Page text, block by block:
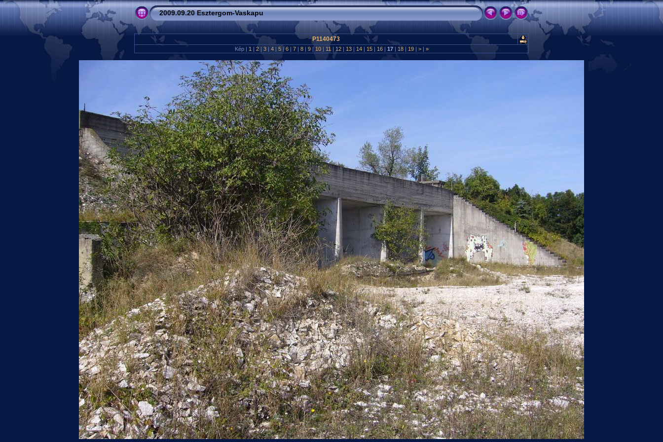
2009.09.20 Esztergom-Vaskapu
P1140473
Kép | 1 | 2 | 3 | 4 | 5 |6 | 7 | 8 | 9 |10 | 11 | 12 | 13 | 14 | 15 | 16 | 17 | 18 | 19 | > | »